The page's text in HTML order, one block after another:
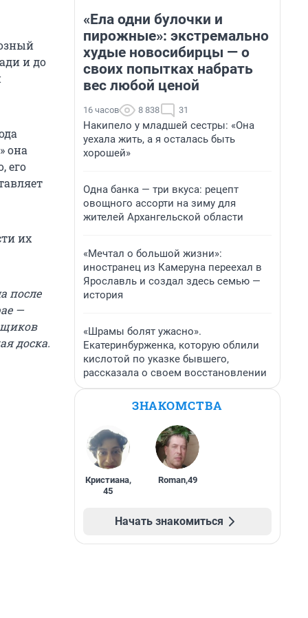
и до
она
его
их
после
—
доска.
«Ела одни булочки и
пирожные»: экстремально
худые новосибирцы — о
своих попытках набрать
вес любой ценой
16 часов 8 838 31
Накипело у младшей сестры: «Она
уехала жить, а я осталась быть
хорошей»
Одна банка — три вкуса: рецепт
овощного ассорти на зиму для
жителей Архангельской области
«Мечтал о большой жизни»:
иностранец из Камеруна переехал в
Ярославль и создал здесь семью —
история
«Шрамы болят ужасно».
Екатеринбурженка, которую облили
кислотой по указке бывшего,
рассказала о своем восстановлении
ЗНАКОМСТВА
Кристиана,
45
Roman,49
Начать знакомиться